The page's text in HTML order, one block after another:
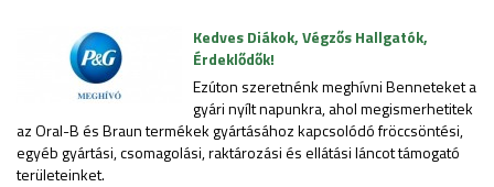
Kedves Diákok, Végzős Hallgatók,
Érdeklődők!
Ezúton szeretnénk meghívni Benneteket a
gyári nyílt napunkra, ahol megismerhetitek
az Oral-B és Braun termékek gyártásához kapcsolódó fröccsöntési,
egyéb gyártási, csomagolási, raktározási és ellátási láncot támogató
területeinket.